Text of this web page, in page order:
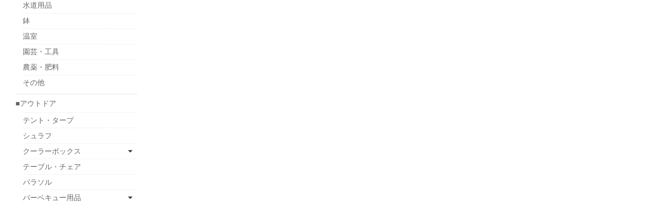
水道用品
鉢
温室
園芸・工具
農薬・肥料
その他
■アウトドア
テント・タープ
シュラフ
クーラーボックス
テーブル・チェア
パラソル
バーベキュー用品